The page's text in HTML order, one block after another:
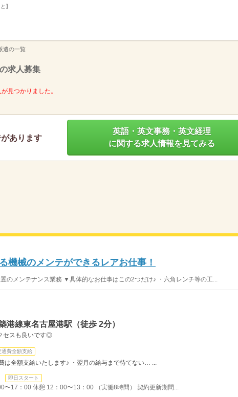
】
の一覧
求人募集
見つかりました。
あります
英語・英文事務・英文経理
に関する求人情報を見てみる
機械のメンテができるレアお仕事！
のメンテナンス業務 ▼具体的なお仕事はこの2つだけ♪ ・六角レンチ等の工...
港線東名古屋港駅（徒歩 2分）
セスも良いです◎
通費全額支給
は全額支給いたします♪ ・翌月の給与まで待てない… ...
即日スタート
〜17：00 休憩 12：00〜13：00 （実働8時間） 契約更新期間...